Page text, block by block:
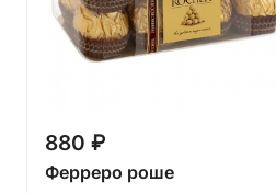
880 ₽
Ферреро роше